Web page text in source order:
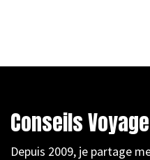
Conseils
Depuis 2009, je partage